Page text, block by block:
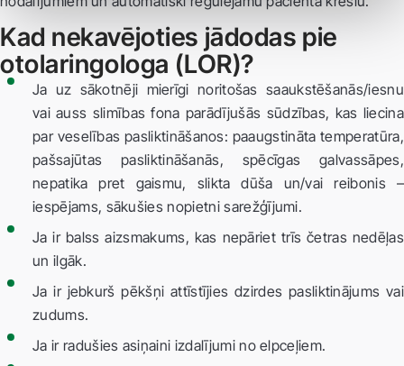
Kad nekavējoties jādodas pie
otolaringologa (LOR)?
Ja uz sākotnēji mierīgi noritošas saaukstēšanās/iesnu
vai auss slimības fona parādījušās sūdzības, kas liecina
par veselības pasliktināšanos: paaugstināta temperatūra,
pašsajūtas pasliktināšanās, spēcīgas galvassāpes,
nepatika pret gaismu, slikta dūša un/vai reibonis –
iespējams, sākušies nopietni sarežģījumi.
Ja ir balss aizsmakums, kas nepāriet trīs četras nedēļas
un ilgāk.
Ja ir jebkurš pēkšņi attīstījies dzirdes pasliktinājums vai
zudums.
Ja ir radušies asiņaini izdalījumi no elpceļiem.